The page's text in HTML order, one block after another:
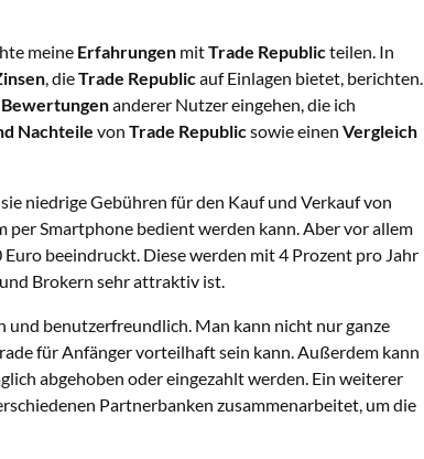
meine Erfahrungen mitTrade Republicteilen. In
, dieTrade Republicauf Einlagen bietet, berichten.
Bewertungenanderer Nutzer eingehen, die ich
Nachteile von Trade Republicsowie einen Vergleich
niedrige Gebühren für den Kauf und Verkauf von
Smartphone bedient werden kann. Aber vor allem
Euro beeindruckt. Diese werden mit 4 Prozent pro Jahr
Brokern sehr attraktiv ist.
und benutzerfreundlich. Man kann nicht nur ganze
für Anfänger vorteilhaft sein kann. Außerdem kann
abgehoben oder eingezahlt werden. Ein weiterer
Partnerbanken zusammenarbeitet, um die